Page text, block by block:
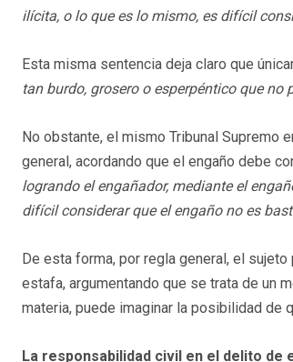
ilícita, o lo que es lo mismo, es difícil
Esta misma sentencia deja claro que
tan burdo, grosero o esperpéntico que
No obstante, el mismo Tribunal Supremo
general, acordando que el engaño debe
logrando el engañador, mediante el
difícil considerar que el engaño no es
De esta forma, por regla general, el
estafa, argumentando que se trata de un
materia, puede imaginar la posibilidad de
La responsabilidad civil en el delito